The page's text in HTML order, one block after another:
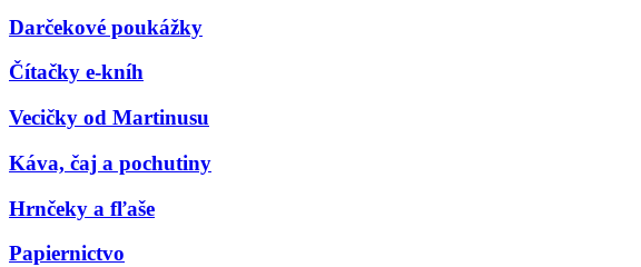
Darčekové poukážky
Čítačky e-kníh
Vecičky od Martinusu
Káva, čaj a pochutiny
Hrnčeky a fľaše
Papiernictvo